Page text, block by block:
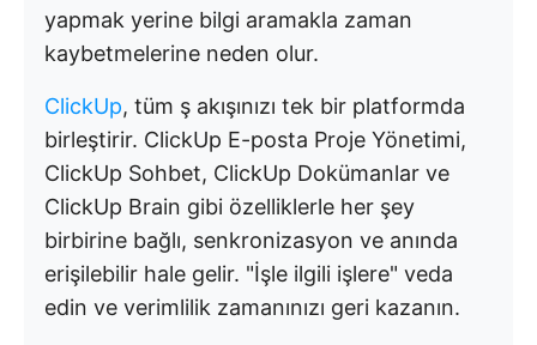
yapmak yerine bilgi aramakla zaman
kaybetmelerine neden olur.
ClickUp, tüm ş akışınızı tek bir platformda
birleştirir. ClickUp E-posta Proje Yönetimi,
ClickUp Sohbet, ClickUp Dokümanlar ve
ClickUp Brain gibi özelliklerle her şey
birbirine bağlı, senkronizasyon ve anında
erişilebilir hale gelir. "İşle ilgili işlere" veda
edin ve verimlilik zamanınızı geri kazanın.